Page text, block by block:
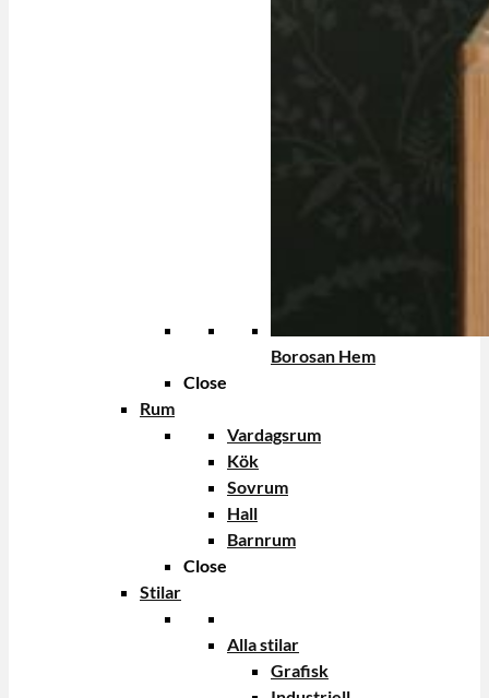
Borosan Hem
Close
Rum
Vardagsrum
Kök
Sovrum
Hall
Barnrum
Close
Stilar
Alla stilar
Grafisk